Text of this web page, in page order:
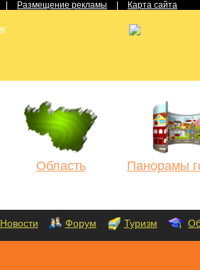
Размещение рекламы Карта сайта
Область Панорамы
Новости Форум Туризм